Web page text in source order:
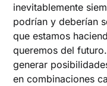
inevitablemente
podrían y deberían
que estamos
queremos del
generar
en combinaciones